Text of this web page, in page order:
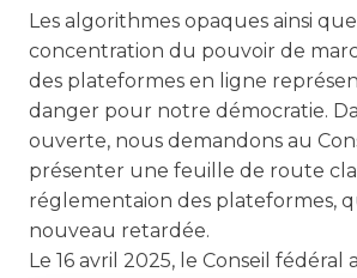
Les algorithmes opaques ainsi
concentration du pouvoir de
des plateformes en ligne
danger pour notre démocratie.
ouverte, nous demandons au
présenter une feuille de route
réglementaion des plateformes,
nouveau retardée.
Le 16 avril 2025, le Conseil fédéral